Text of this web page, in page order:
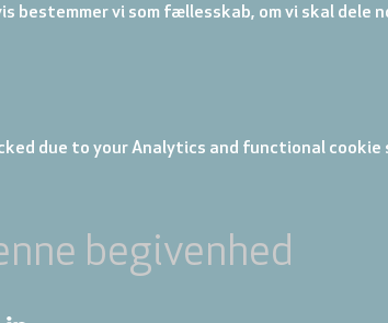
bestemmer vi som fællesskab, om vi skal dele
due to your Analytics and functional cookie
begivenhed